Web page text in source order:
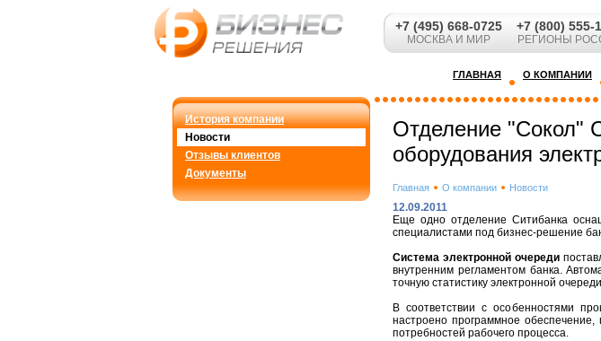
+7 (495) 668-0725
МОСКВА И МИР
+7 (800) 555-
РЕГИОНЫ
ГЛАВНАЯ О КОМПАНИИ
История компании
Новости
Отзывы клиентов
Документы
Отделение "Сокол"
оборудования
Главная О компании Новости
12.09.2011
Еще одно отделение Ситибанка
специалистами под бизнес-решение
Система электронной очереди
внутренним регламентом банка.
точную статистику электронной
В соответствии с особенностями
настроено программное обеспечение,
потребностей рабочего процесса.